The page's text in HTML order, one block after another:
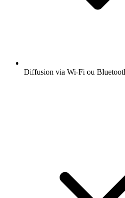
Diffusion via Wi-Fi ou